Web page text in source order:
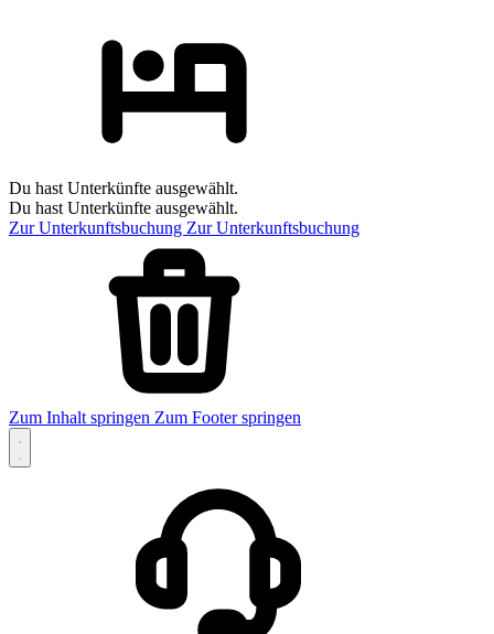
Du hast Unterkünfte ausgewählt.
Du hast Unterkünfte ausgewählt.
Zur Unterkunftsbuchung Zur Unterkunftsbuchung
Zum Inhalt springen Zum Footer springen